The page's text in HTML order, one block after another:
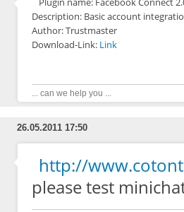
Description: Basic account
Author: Trustmaster
Download-Link: Link
... can we help you ...
26.05.2011 17:50
http://
please test